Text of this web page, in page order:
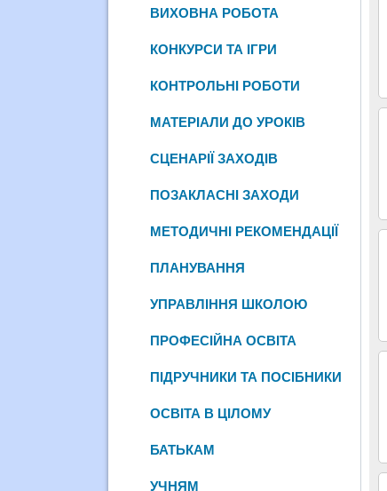
ВИХОВНА РОБОТА
КОНКУРСИ ТА ІГРИ
КОНТРОЛЬНІ РОБОТИ
МАТЕРІАЛИ ДО УРОКІВ
СЦЕНАРІЇ ЗАХОДІВ
ПОЗАКЛАСНІ ЗАХОДИ
МЕТОДИЧНІ РЕКОМЕНДАЦІЇ
ПЛАНУВАННЯ
УПРАВЛІННЯ ШКОЛОЮ
ПРОФЕСІЙНА ОСВІТА
ПІДРУЧНИКИ ТА ПОСІБНИКИ
ОСВІТА В ЦІЛОМУ
БАТЬКАМ
УЧНЯМ